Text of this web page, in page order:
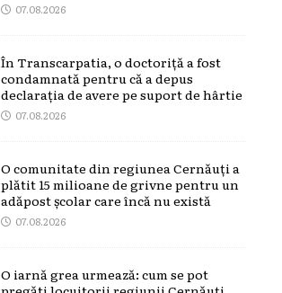
07.08.2026
În Transcarpatia, o doctoriță a fost
condamnată pentru că a depus
declarația de avere pe suport de hârtie
07.08.2026
O comunitate din regiunea Cernăuți a
plătit 15 milioane de grivne pentru un
adăpost școlar care încă nu există
07.08.2026
O iarnă grea urmează: cum se pot